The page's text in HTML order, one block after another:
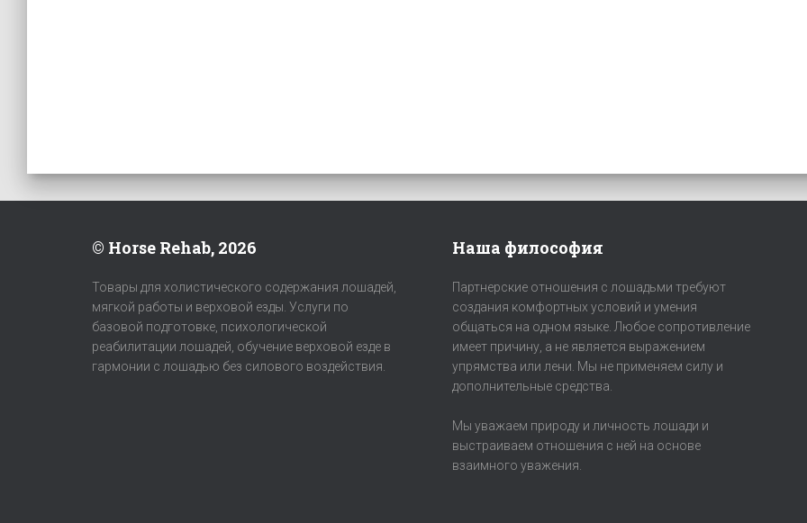
© Horse Rehab, 2026
Товары для холистического содержания лошадей,
мягкой работы и верховой езды. Услуги по
базовой подготовке, психологической
реабилитации лошадей, обучение верховой езде в
гармонии с лошадью без силового воздействия.
Наша философия
Партнерские отношения с лошадьми требуют
создания комфортных условий и умения
общаться на одном языке. Любое сопротивление
имеет причину, а не является выражением
упрямства или лени. Мы не применяем силу и
дополнительные средства.
Мы уважаем природу и личность лошади и
выстраиваем отношения с ней на основе
взаимного уважения.